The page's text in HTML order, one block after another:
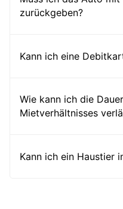
zurückgeben?
Kann ich eine
Wie kann ich die
Mietverhältnisses
Kann ich ein Haustier